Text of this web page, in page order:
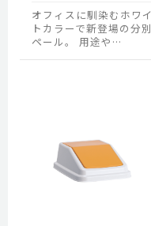
オフィスに馴染むホワイ
トカラーで新登場の分別
ペール。 用途や…